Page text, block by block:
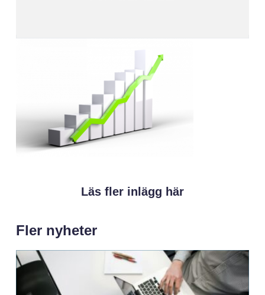
Läs fler inlägg här
Fler nyheter